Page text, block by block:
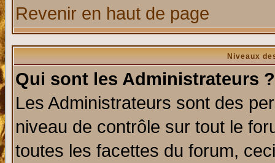
Revenir en haut de page
Niveaux
Qui sont les Administrateurs ?
Les Administrateurs sont des
niveau de contrôle sur tout le
toutes les facettes du forum,